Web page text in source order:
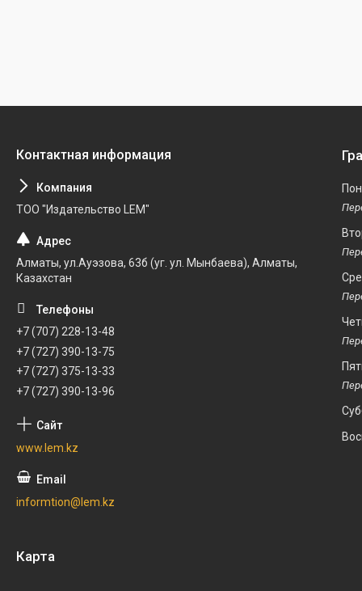
ТОО "Издательство LEM"
Алматы, ул.Ауэзова, 63б (уг. ул. Мынбаева), Алматы,
Казахстан
+7 (707) 228-13-48
+7 (727) 390-13-75
+7 (727) 375-13-33
+7 (727) 390-13-96
www.lem.kz
informtion@lem.kz
Карта